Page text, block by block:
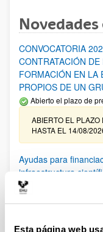
Esta página web
CONVOCATORIA
CONTRATACIÓN
FORMACIÓN EN LA
PROPIOS DE UN
Abierto el plazo de
ABIERTO EL
HASTA EL 14/08/
Ayudas para
infraestructura
UPV/EHU 2026
solicitudes admitidas